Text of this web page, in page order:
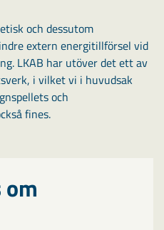
och dessutom
extern energitillförsel vid
LKAB har utöver det ett av
i vilket vi i huvudsak
och
fines.